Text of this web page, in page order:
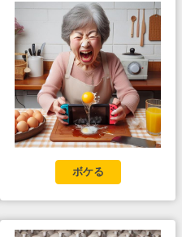
ボケる